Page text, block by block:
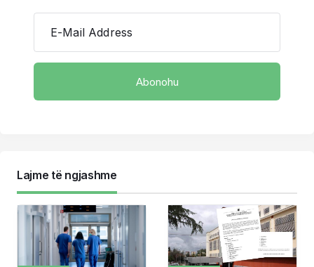
E-Mail Address
Lajme të ngjashme